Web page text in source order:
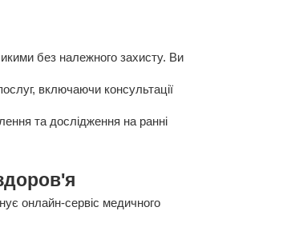
без належного захисту. Ви
включаючи консультації
та дослідження на ранні
онлайн-сервіс медичного